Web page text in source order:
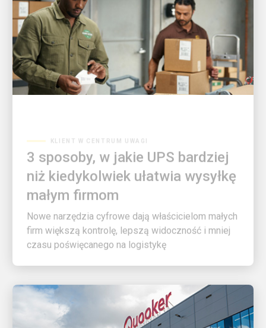
3 sposoby, w jakie UPS bardziej
niż kiedykolwiek ułatwia wysyłkę
małym firmom
Nowe narzędzia cyfrowe dają właścicielom małych
firm większą kontrolę, lepszą widoczność i mniej
czasu poświęcanego na logistykę